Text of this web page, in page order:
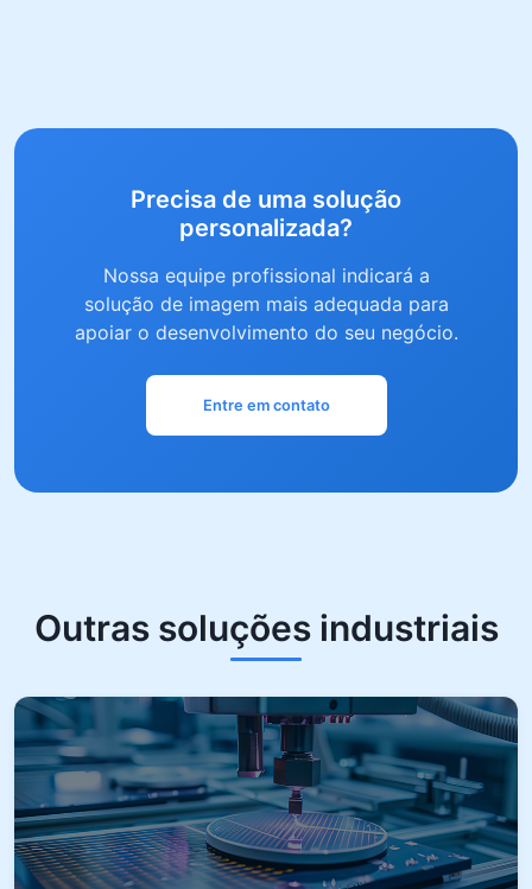
Precisa de uma solução
personalizada?
Nossa equipe profissional indicará a
solução de imagem mais adequada para
apoiar o desenvolvimento do seu negócio.
Entre em contato
Outras soluções industriais